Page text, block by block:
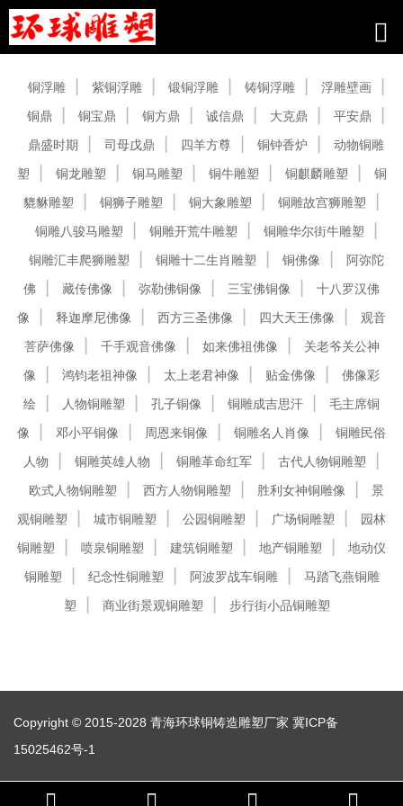
铜浮雕 紫铜浮雕 锻铜浮雕 铸铜浮雕
浮雕壁画
铜鼎
铜宝鼎 铜方鼎 诚信鼎 大克鼎
平安鼎
鼎盛时期
司母戊鼎 四羊方尊 铜钟香炉
动物铜雕
塑
铜龙雕塑 铜马雕塑 铜牛雕塑 铜麒麟雕塑
铜
貔貅雕塑
铜狮子雕塑 铜大象雕塑
铜雕故宫狮雕塑
铜雕八骏马雕塑
铜雕开荒牛雕塑
铜雕华尔街牛雕塑
铜雕汇丰爬狮雕塑
铜雕十二生肖雕塑 铜佛像
阿弥陀
佛
藏传佛像 弥勒佛铜像 三宝佛铜像
十八罗汉佛
像
释迦摩尼佛像 西方三圣佛像 四大天王佛像
观音
菩萨佛像
千手观音佛像 如来佛祖佛像
关老爷关公神
像
鸿钧老祖神像 太上老君神像 贴金佛像
佛像彩
绘
人物铜雕塑 孔子铜像 铜雕成吉思汗
毛主席铜
像
邓小平铜像 周恩来铜像 铜雕名人肖像
铜雕民俗
人物
铜雕英雄人物 铜雕革命红军
古代人物铜雕塑
欧式人物铜雕塑
西方人物铜雕塑 胜利女神铜雕像
景
观铜雕塑
城市铜雕塑 公园铜雕塑 广场铜雕塑
园林
铜雕塑
喷泉铜雕塑 建筑铜雕塑 地产铜雕塑
地动仪
铜雕塑
纪念性铜雕塑 阿波罗战车铜雕
马踏飞燕铜雕
塑
商业街景观铜雕塑 步行街小品铜雕塑
Copyright © 2015-2028 青海环球铜铸造雕塑厂家 冀ICP备
15025462号-1